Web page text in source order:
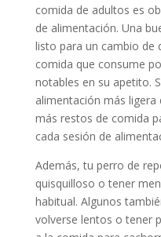
comida de adultos es
de alimentación. Una
listo para un cambio de
comida que consume
notables en su apetito.
alimentación más
más restos de comida
cada sesión de
Además, tu perro de
quisquilloso o tener
habitual. Algunos
volverse lentos o tener